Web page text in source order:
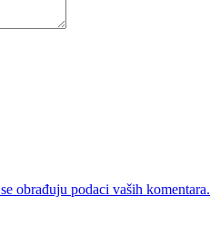
obrađuju podaci vaših komentara.